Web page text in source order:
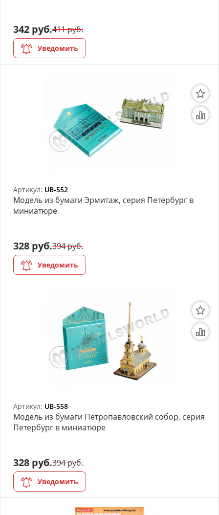
342 руб.411 руб.
Уведомить
Артикул: UB-552
Модель из бумаги Эрмитаж, серия Петербург в
миниатюре
328 руб.394 руб.
Уведомить
Артикул: UB-558
Модель из бумаги Петропавловский собор, серия
Петербург в миниатюре
328 руб.394 руб.
Уведомить